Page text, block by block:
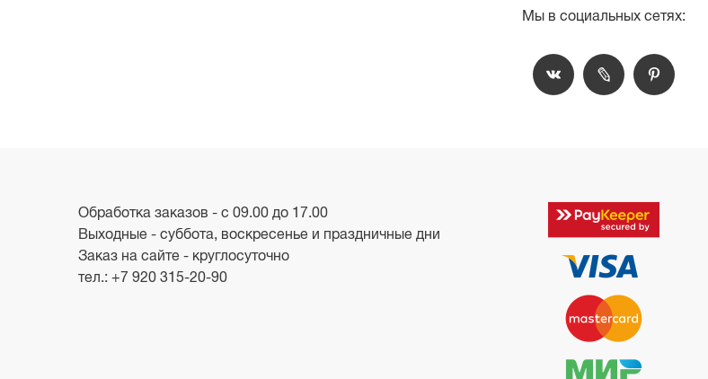
Мы в социальных сетях:
Обработка заказов - с 09.00 до 17.00
Выходные - суббота, воскресенье и праздничные дни
Заказ на сайте - круглосуточно
тел.: +7 920 315-20-90